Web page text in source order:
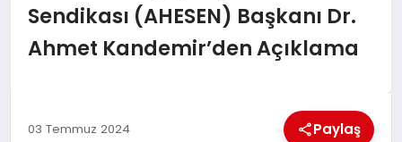
EĞITIM
MAGAZIN
Sendikası (AHESEN) Başkanı Dr.
Ahmet Kandemir’den Açıklama
03 Temmuz 2024 Paylaş